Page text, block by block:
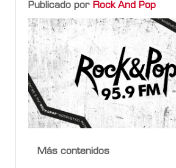
Publicado por Rock And Pop
Más contenidos